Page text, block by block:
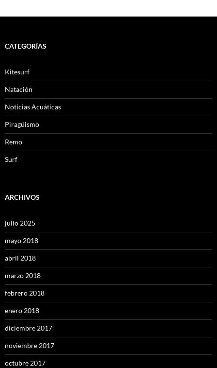
CATEGORÍAS
Kitesurf
Natación
Noticias Acuáticas
Piragüismo
Remo
Surf
ARCHIVOS
julio 2025
mayo 2018
abril 2018
marzo 2018
febrero 2018
enero 2018
diciembre 2017
noviembre 2017
octubre 2017